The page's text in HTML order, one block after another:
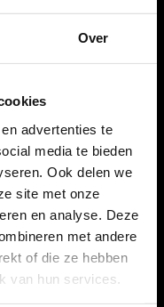
Over
advertenties te
media te bieden
Ook delen we
site met onze
en analyse. Deze
met andere
of die ze hebben
van hun services.
elkaar.
leveranciers
voorraadartikelen.
Ruthless And Proud
flights, shafts, punten
en moeten